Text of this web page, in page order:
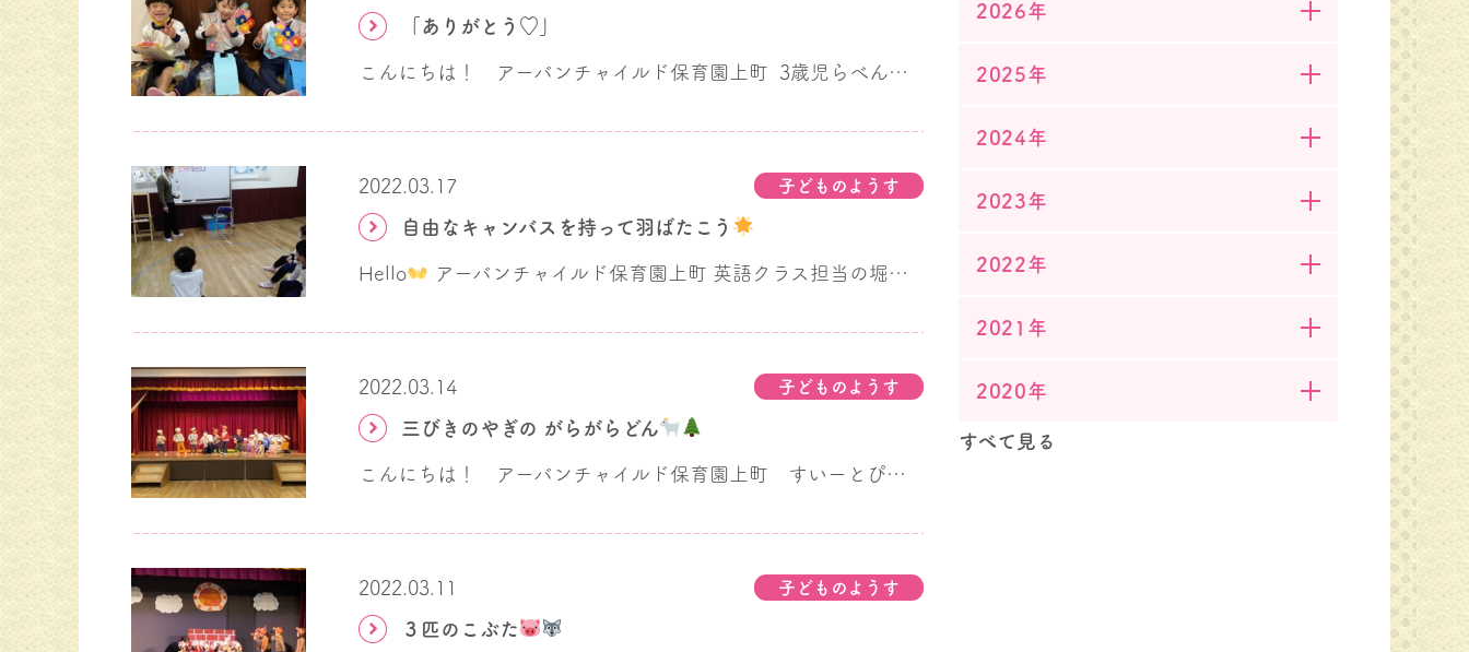
「ありがとう♡」
こんにちは！ アーバンチャイルド保育園上町 3歳児らべんだー組 担任の岡です 暖かい日が続くようになり、春の訪れ
2022.03.17 子どものようす
自由なキャンバスを持って羽ばたこう
Hello アーバンチャイルド保育園上町 英語クラス担当の堀口です abc～ もう直ぐ卒園・入園となり、綺麗な桜が別れと
2022.03.14 子どものようす
三びきのやぎの がらがらどん
こんにちは！ アーバンチャイルド保育園上町 すいーとぴー①組 担任の黒川です 先日は、すいーとぴー①組の生活発
2022.03.11 子どものようす
３匹のこぶた
2026年
2025年
2024年
2023年
2022年
2021年
2020年
すべて見る